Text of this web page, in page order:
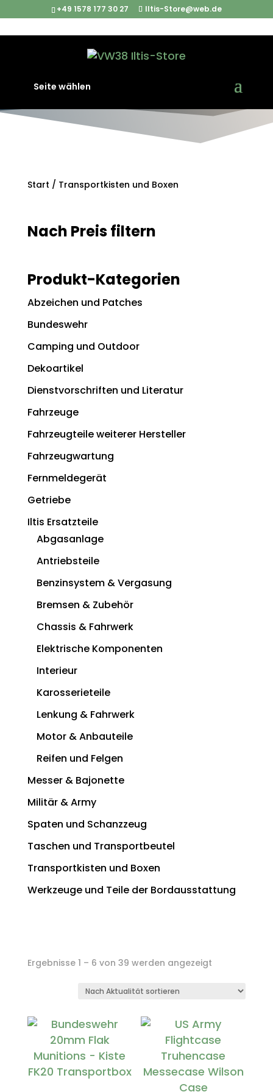
+49 1578 177 30 27 Iltis-Store@web.de
Seite wählen
Start / Transportkisten und Boxen
Nach Preis filtern
Produkt-Kategorien
Abzeichen und Patches
Bundeswehr
Camping und Outdoor
Dekoartikel
Dienstvorschriften und Literatur
Fahrzeuge
Fahrzeugteile weiterer Hersteller
Fahrzeugwartung
Fernmeldegerät
Getriebe
Iltis Ersatzteile
Abgasanlage
Antriebsteile
Benzinsystem & Vergasung
Bremsen & Zubehör
Chassis & Fahrwerk
Elektrische Komponenten
Interieur
Karosserieteile
Lenkung & Fahrwerk
Motor & Anbauteile
Reifen und Felgen
Messer & Bajonette
Militär & Army
Spaten und Schanzzeug
Taschen und Transportbeutel
Transportkisten und Boxen
Werkzeuge und Teile der Bordausstattung
Ergebnisse 1 – 6 von 39 werden angezeigtNach